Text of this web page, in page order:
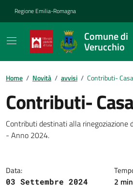
Regione Emilia-Romagna
Comune di
Verucchio
Contenuti in evidenza
Home / Novità / avvisi / Contributi- Casa
Contributi- Casa
Dettagli della
Contributi destinati alla rinegoziazione
- Anno 2024.
Data:
03 Settembre 2024 2 min